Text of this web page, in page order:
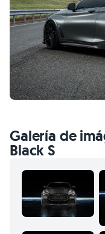
Galería de
Black S